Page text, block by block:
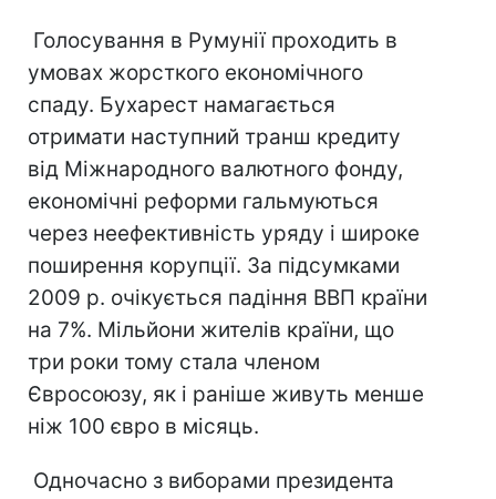
Голосування в Румунії проходить в
умовах жорсткого економічного
спаду. Бухарест намагається
отримати наступний транш кредиту
від Міжнародного валютного фонду,
економічні реформи гальмуються
через неефективність уряду і широке
поширення корупції. За підсумками
2009 р. очікується падіння ВВП країни
на 7%. Мільйони жителів країни, що
три роки тому стала членом
Євросоюзу, як і раніше живуть менше
ніж 100 євро в місяць.
Одночасно з виборами президента